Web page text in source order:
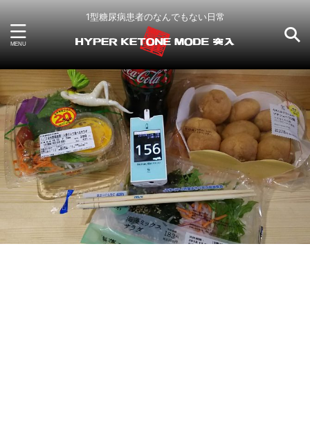
1型糖尿病患者のなんでもない日常